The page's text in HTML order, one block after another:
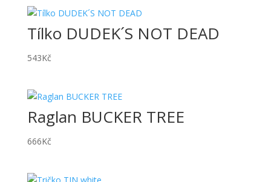
Tílko DUDEK´S NOT DEAD
543Kč
Raglan BUCKER TREE
666Kč